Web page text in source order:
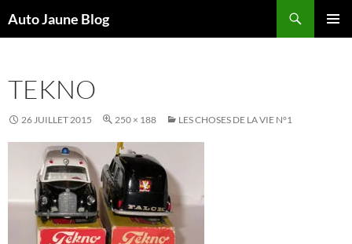
Auto Jaune Blog
TEKNO
26 JUILLET 2015 250 × 188 LES CHOSES DE LA VIE N°1